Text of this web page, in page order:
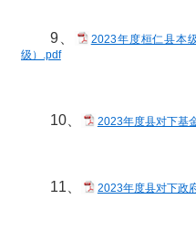
9、
2023年度桓仁县本
级）.pdf
10、 2023年度县对下基
11、 2023年度县对下政